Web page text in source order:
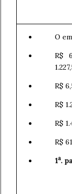
O
R$
R$
R$
R$
R$
1a.